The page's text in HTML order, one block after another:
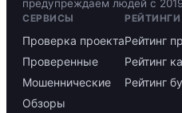
предупреждаем людей с
СЕРВИСЫ
Проверка проекта
Проверенные
Мошеннические
Обзоры
РЕЙТИНГИ
Рейтинг
Рейтинг
Рейтинг